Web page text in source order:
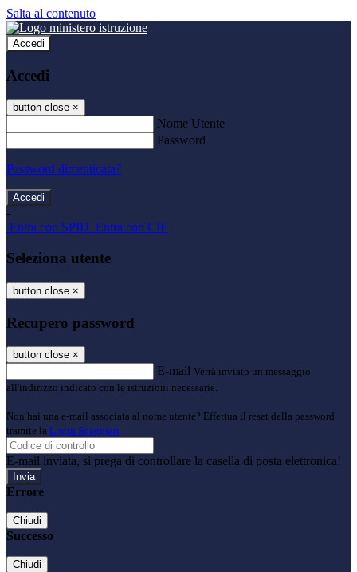
Salta al contenuto
Accedi
Accedi
button close ×
Nome Utente
Password
Password dimenticata?
-
Entra con SPID Entra con CIE
Seleziona utente
button close ×
Recupero password
button close ×
E-mail Verrà inviato un messaggio
all'indirizzo indicato con le istruzioni necessarie.
Non hai una e-mail associata al nome utente? Effettua il reset della password
tramite la Login Spaggiari
E-mail inviata, si prega di controllare la casella di posta elettronica!
Errore
Chiudi
Successo
Chiudi